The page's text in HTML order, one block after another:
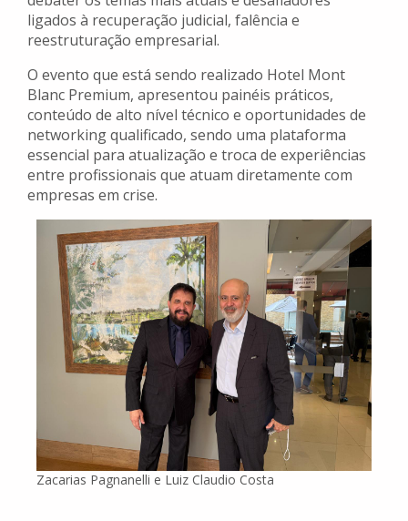
ligados à recuperação judicial, falência e
reestruturação empresarial.
O evento que está sendo realizado Hotel Mont
Blanc Premium, apresentou painéis práticos,
conteúdo de alto nível técnico e oportunidades de
networking qualificado, sendo uma plataforma
essencial para atualização e troca de experiências
entre profissionais que atuam diretamente com
empresas em crise.
Zacarias Pagnanelli e Luiz Claudio Costa